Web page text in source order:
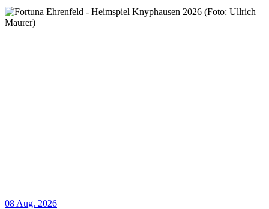
08 Aug. 2026